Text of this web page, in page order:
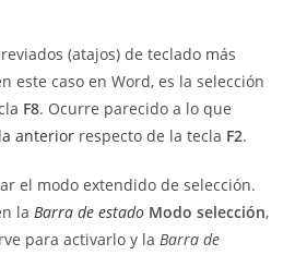
(atajos) de teclado más
este caso en Word, es la selección
F8. Ocurre parecido a lo que
anterior respecto de la tecla F2.
el modo extendido de selección.
laBarra de estado Modo selección,
para activarlo y laBarra de